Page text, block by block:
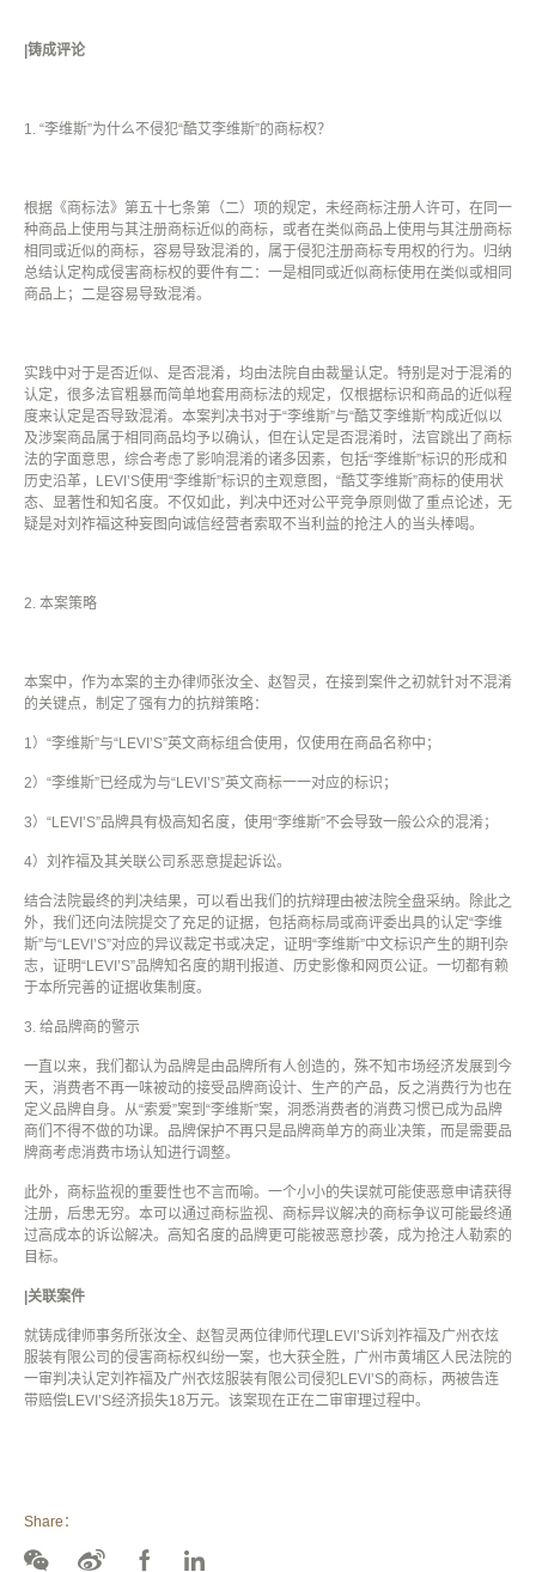
|铸成评论
1. “李维斯”为什么不侵犯“酷艾李维斯”的商标权？
根据《商标法》第五十七条第（二）项的规定，未经商标注册人许可，在同一
种商品上使用与其注册商标近似的商标，或者在类似商品上使用与其注册商标
相同或近似的商标，容易导致混淆的，属于侵犯注册商标专用权的行为。归纳
总结认定构成侵害商标权的要件有二：一是相同或近似商标使用在类似或相同
商品上；二是容易导致混淆。
实践中对于是否近似、是否混淆，均由法院自由裁量认定。特别是对于混淆的
认定，很多法官粗暴而简单地套用商标法的规定，仅根据标识和商品的近似程
度来认定是否导致混淆。本案判决书对于“李维斯”与“酷艾李维斯”构成近似以
及涉案商品属于相同商品均予以确认，但在认定是否混淆时，法官跳出了商标
法的字面意思，综合考虑了影响混淆的诸多因素，包括“李维斯”标识的形成和
历史沿革， LEVI’S使用“李维斯”标识的主观意图，“酷艾李维斯”商标的使用状
态、显著性和知名度。不仅如此，判决中还对公平竞争原则做了重点论述，无
疑是对刘祚福这种妄图向诚信经营者索取不当利益的抢注人的当头棒喝。
2. 本案策略
本案中，作为本案的主办律师张汝全、赵智灵，在接到案件之初就针对不混淆
的关键点，制定了强有力的抗辩策略：
1 ） “李维斯”与“LEVI’S”英文商标组合使用，仅使用在商品名称中；
2） “李维斯”已经成为与“LEVI’S”英文商标一一对应的标识；
3） “LEVI’S”品牌具有极高知名度，使用“李维斯”不会导致一般公众的混淆；
4）刘祚福及其关联公司系恶意提起诉讼。
结合法院最终的判决结果，可以看出我们的抗辩理由被法院全盘采纳。除此之
外，我们还向法院提交了充足的证据，包括商标局或商评委出具的认定“李维
斯”与“LEVI’S”对应的异议裁定书或决定，证明“李维斯”中文标识产生的期刊杂
志，证明“LEVI’S”品牌知名度的期刊报道、历史影像和网页公证。一切都有赖
于本所完善的证据收集制度。
3. 给品牌商的警示
一直以来，我们都认为品牌是由品牌所有人创造的，殊不知市场经济发展到今
天，消费者不再一味被动的接受品牌商设计、生产的产品，反之消费行为也在
定义品牌自身。从“索爱”案到 “李维斯”案，洞悉消费者的消费习惯已成为品牌
商们不得不做的功课。品牌保护不再只是品牌商单方的商业决策，而是需要品
牌商考虑消费市场认知进行调整。
此外，商标监视的重要性也不言而喻。一个小小的失误就可能使恶意申请获得
注册，后患无穷。本可以通过商标监视、商标异议解决的商标争议可能最终通
过高成本的诉讼解决。高知名度的品牌更可能被恶意抄袭，成为抢注人勒索的
目标。
|关联案件
就铸成律师事务所张汝全、赵智灵两位律师代理LEVI’S诉刘祚福及广州衣炫
服装有限公司的侵害商标权纠纷一案，也大获全胜，广州市黄埔区人民法院的
一审判决认定刘祚福及广州衣炫服装有限公司侵犯LEVI’S的商标，两被告连
带赔偿LEVI’S经济损失18万元。该案现在正在二审审理过程中。
Share：